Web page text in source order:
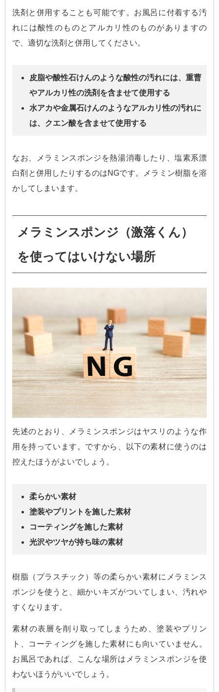
洗剤と併用することも可能です。お風呂に付着する汚
れには酸性のものとアルカリ性のものがありますの
で、適切な洗剤と併用してください。
皮脂や酸性石けんのような酸性の汚れには、重曹
やアルカリ性の洗剤を含ませて使用する
水アカや金属石けんのようなアルカリ性の汚れに
は、クエン酸を含ませて使用する
なお、メラミンスポンジを熱湯消毒したり、塩素系漂
白剤と併用したりするのはNGです。メラミン樹脂を溶
かしてしまいます。
メラミンスポンジ（激落くん）
を使ってはいけない場所
先述のとおり、メラミンスポンジはヤスリのような作
用を持っています。ですから、以下の素材に使うのは
控えたほうがよいでしょう。
柔らかい素材
塗装やプリントを施した素材
コーティングを施した素材
光沢やツヤが持ち味の素材
樹脂（プラスチック）等の柔らかい素材にメラミンス
ポンジを使うと、細かいキズがついてしまい、汚れや
すくなります。
素材の表層を削り取ってしまうため、塗装やプリン
ト、コーティングを施した素材にも向いていません。
お風呂であれば、こんな場所はメラミンスポンジを使
わないほうがいいでしょう。